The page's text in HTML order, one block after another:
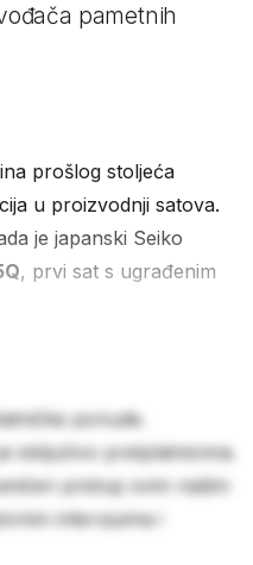
pametnih
prošlog stoljeća
u proizvodnji satova.
je japanski Seiko
, prvi sat s ugrađenim
ponude.
isključivo pretplatnicima.
pristup svim našim
intervjuima i